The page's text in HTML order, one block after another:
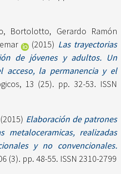
, Bortolotto, Gerardo Ramón
(2015) Las trayectorias
de jóvenes y adultos. Un
acceso, la permanencia y el
13 (25). pp. 32-53. ISSN
(2015) Elaboración de patrones
metaloceramicas, realizadas
y no convencionales.
(3). pp. 48-55. ISSN 2310-2799